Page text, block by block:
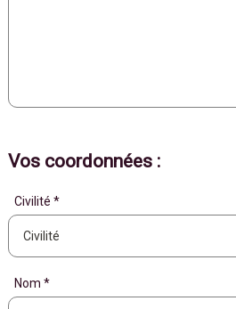
Vos coordonnées :
Civilité *
Nom *